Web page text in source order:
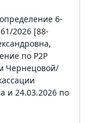
6-
2026 [88-
по P2P
Чернецовой/
и 24.03.2026 по